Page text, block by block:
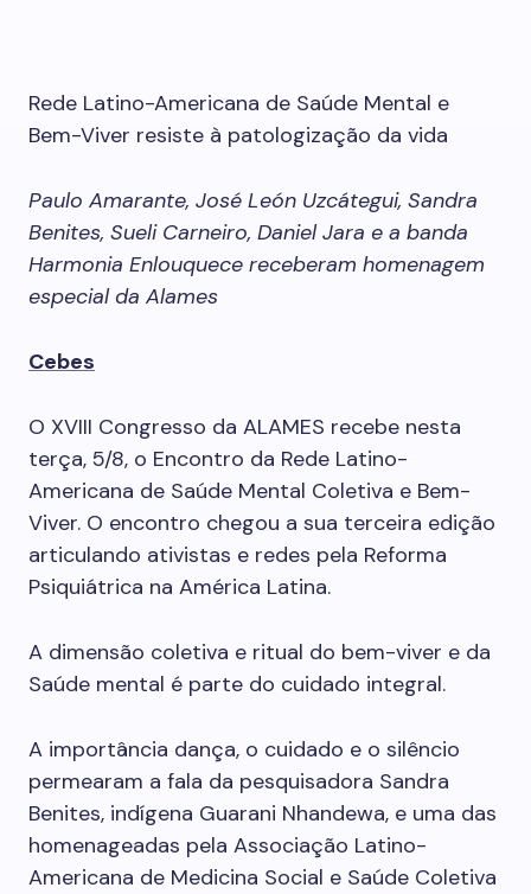
Rede Latino-Americana de Saúde Mental e
Bem-Viver resiste à patologização da vida
Paulo Amarante, José León Uzcátegui, Sandra
Benites, Sueli Carneiro, Daniel Jara e a banda
Harmonia Enlouquece receberam homenagem
especial da Alames
Cebes
O XVIII Congresso da ALAMES recebe nesta
terça, 5/8, o Encontro da Rede Latino-
Americana de Saúde Mental Coletiva e Bem-
Viver. O encontro chegou a sua terceira edição
articulando ativistas e redes pela Reforma
Psiquiátrica na América Latina.
A dimensão coletiva e ritual do bem-viver e da
Saúde mental é parte do cuidado integral.
A importância dança, o cuidado e o silêncio
permearam a fala da pesquisadora Sandra
Benites, indígena Guarani Nhandewa, e uma das
homenageadas pela Associação Latino-
Americana de Medicina Social e Saúde Coletiva